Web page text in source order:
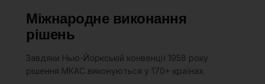
Міжнародне виконання
рішень
Завдяки Нью-Йоркській конвенції 1958 року
рішення МКАС виконуються у 170+ країнах.